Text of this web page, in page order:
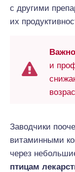
с другими
их
и
Заводчики
витаминными
через
птицам